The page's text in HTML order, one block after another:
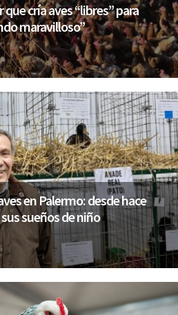
cría aves “libres” para
maravilloso”
en Palermo: desde hace
sueños de niño